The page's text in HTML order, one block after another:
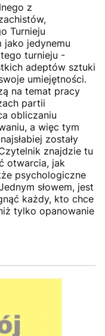
z
Turnieju
jedynemu
turnieju -
adeptów sztuki
umiejętności.
na temat pracy
partii
obliczaniu
a więc tym
zostały
znajdzie tu
otwarcia, jak
psychologiczne
słowem, jest
każdy, kto chce
tylko opanowanie